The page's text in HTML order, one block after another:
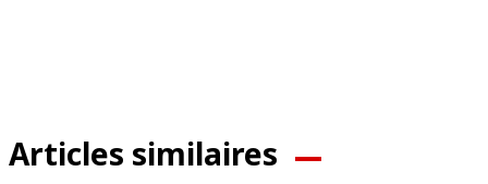
Articles similaires